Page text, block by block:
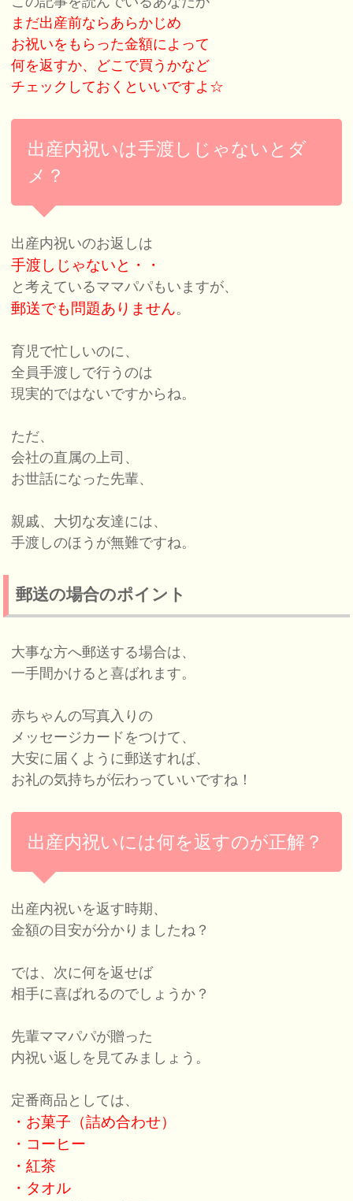
まだ出産前ならあらかじめ
お祝いをもらった金額によって
何を返すか、どこで買うかなど
チェックしておくといいですよ☆
出産内祝いは手渡しじゃないとダ
メ？
出産内祝いのお返しは
手渡しじゃないと・・
と考えているママパパもいますが、
郵送でも問題ありません。
育児で忙しいのに、
全員手渡しで行うのは
現実的ではないですからね。
ただ、
会社の直属の上司、
お世話になった先輩、
親戚、大切な友達には、
手渡しのほうが無難ですね。
郵送の場合のポイント
大事な方へ郵送する場合は、
一手間かけると喜ばれます。
赤ちゃんの写真入りの
メッセージカードをつけて、
大安に届くように郵送すれば、
お礼の気持ちが伝わっていいですね！
出産内祝いには何を返すのが正解？
出産内祝いを返す時期、
金額の目安が分かりましたね？
では、次に何を返せば
相手に喜ばれるのでしょうか？
先輩ママパパが贈った
内祝い返しを見てみましょう。
定番商品としては、
・お菓子（詰め合わせ）
・コーヒー
・紅茶
・タオル